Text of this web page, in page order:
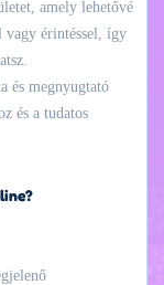
amely lehetővé
vagy érintéssel, így
és megnyugtató
és a tudatos